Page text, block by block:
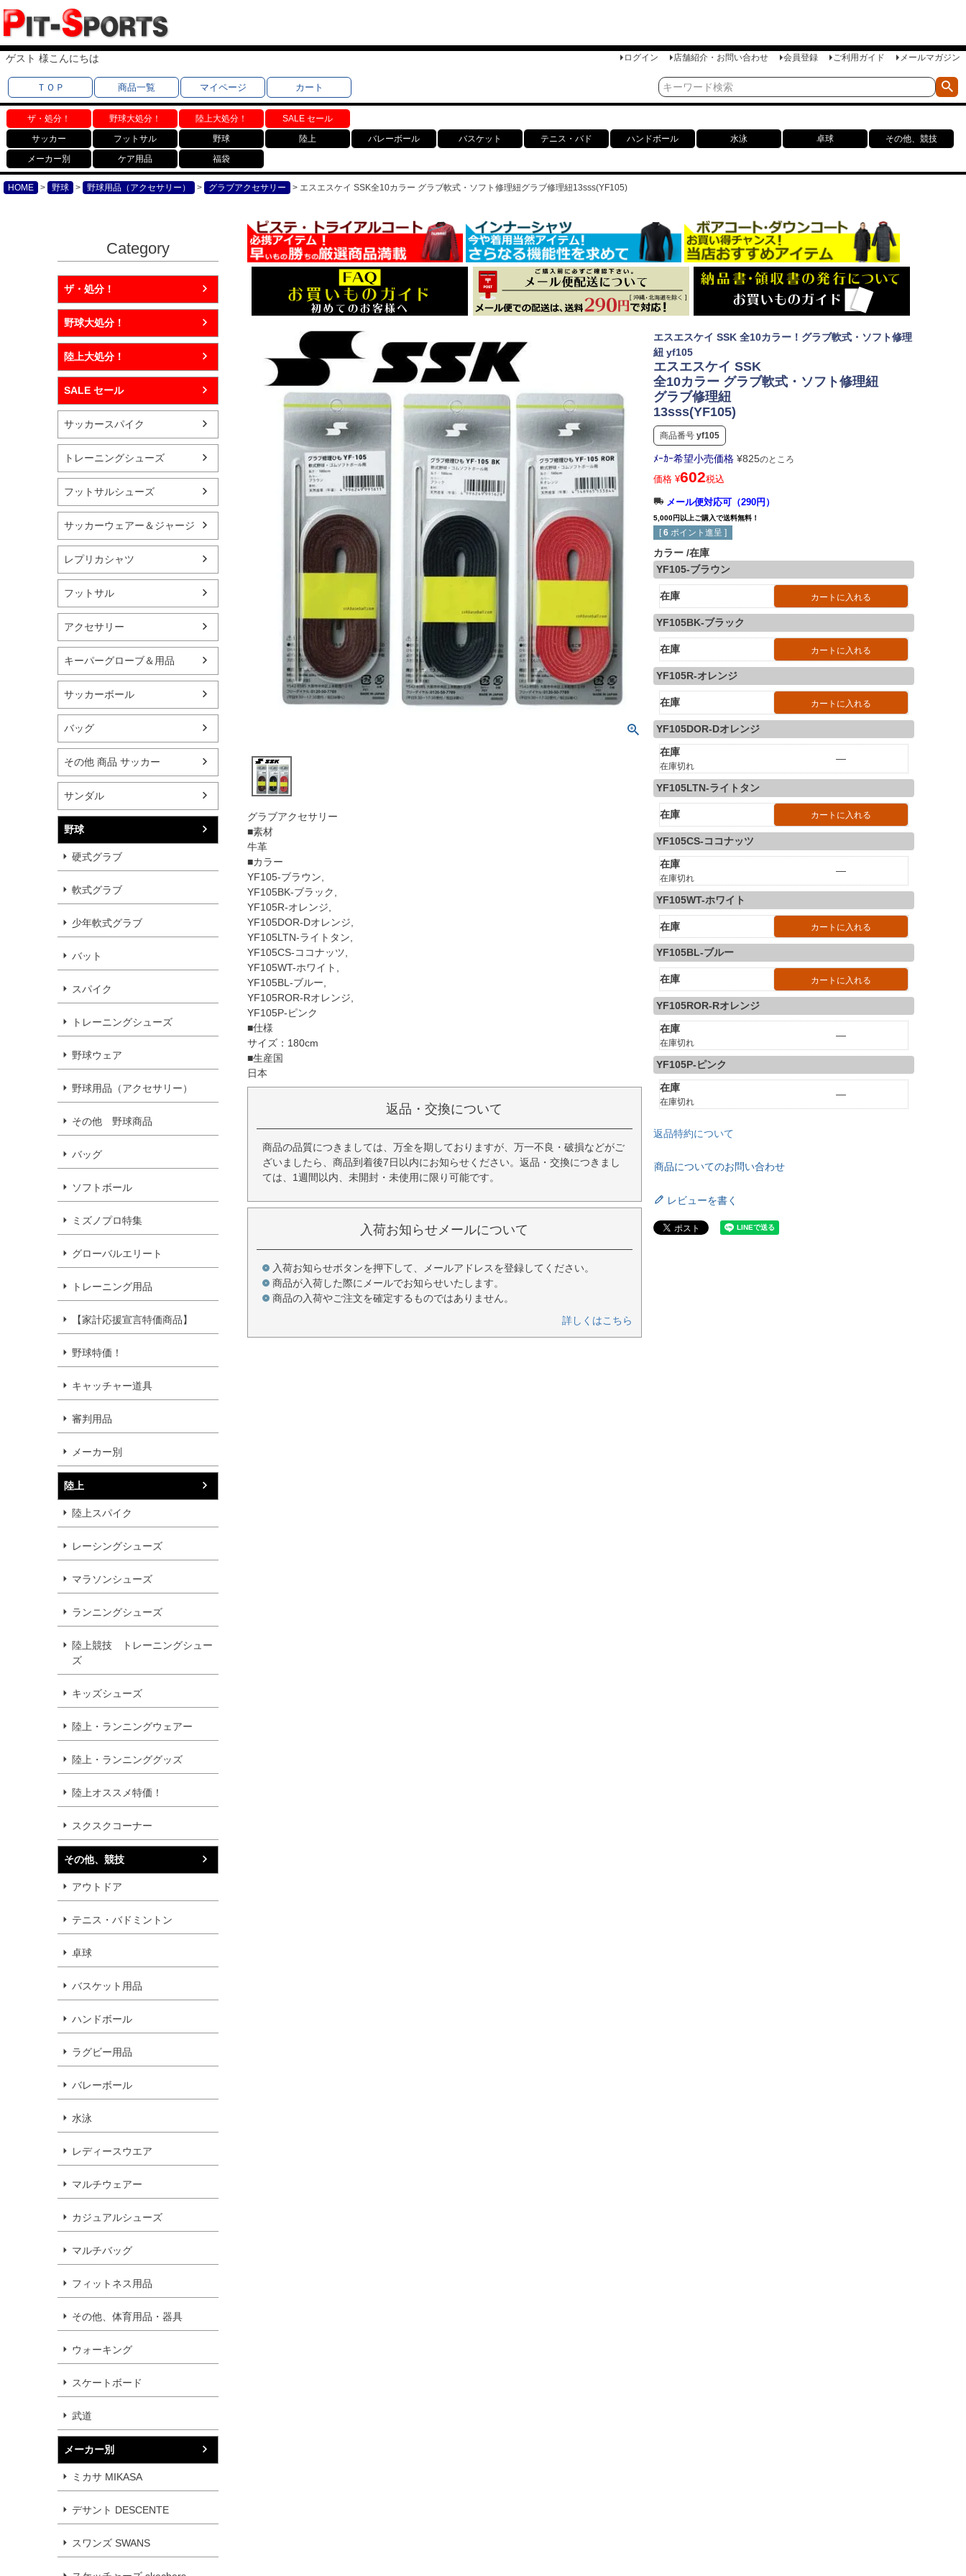
ゲスト 様こんにちは ログイン 店舗紹介・お問い合わせ 会員登録 ご利用ガイド メールマガジン
ＴＯＰ 商品一覧 マイページ カート
ザ・処分！ 野球大処分！ 陸上大処分！
SALE セール
サッカー
フットサル 野球 陸上 バレーボール バスケット テニス・バド ハンドボール 水泳 卓球
その他、競技
メーカー別
ケア用品 福袋
HOME 野球 野球用品（アクセサリー） グラブアクセサリー エスエスケイ SSK全10カラー グラブ軟式・ソフト修理紐グラブ修理紐13sss(YF105)
Category
ザ・処分！
野球大処分！
陸上大処分！
SALE セール
サッカースパイク
トレーニングシューズ
フットサルシューズ
サッカーウェアー＆ジャージ
レプリカシャツ
フットサル
アクセサリー
キーパーグローブ＆用品
サッカーボール
バッグ
その他 商品 サッカー
サンダル
野球
硬式グラブ
軟式グラブ
少年軟式グラブ
バット
スパイク
トレーニングシューズ
野球ウェア
野球用品（アクセサリー）
その他 野球商品
バッグ
ソフトボール
ミズノプロ特集
グローバルエリート
トレーニング用品
【家計応援宣言特価商品】
野球特価！
キャッチャー道具
審判用品
メーカー別
陸上
陸上スパイク
レーシングシューズ
マラソンシューズ
ランニングシューズ
陸上競技 トレーニングシュー
ズ
キッズシューズ
陸上・ランニングウェアー
陸上・ランニンググッズ
陸上オススメ特価！
スクスクコーナー
その他、競技
アウトドア
テニス・バドミントン
卓球
バスケット用品
ハンドボール
ラグビー用品
バレーボール
水泳
レディースウエア
マルチウェアー
カジュアルシューズ
マルチバッグ
フィットネス用品
その他、体育用品・器具
ウォーキング
スケートボード
武道
メーカー別
ミカサ MIKASA
デサント DESCENTE
スワンズ SWANS
グラブアクセサリー
■素材
牛革
■カラー
YF105-ブラウン,
YF105BK-ブラック,
YF105R-オレンジ,
YF105DOR-Dオレンジ,
YF105LTN-ライトタン,
YF105CS-ココナッツ,
YF105WT-ホワイト,
YF105BL-ブルー,
YF105ROR-Rオレンジ,
YF105P-ピンク
■仕様
サイズ：180cm
■生産国
日本
返品・交換について
商品の品質につきましては、万全を期しておりますが、万一不良・破損などがご
ざいましたら、商品到着後7日以内にお知らせください。返品・交換につきまし
ては、1週間以内、未開封・未使用に限り可能です。
入荷お知らせメールについて
入荷お知らせボタンを押下して、メールアドレスを登録してください。
商品が入荷した際にメールでお知らせいたします。
商品の入荷やご注文を確定するものではありません。
詳しくはこちら
エスエスケイ SSK 全10カラー！グラブ軟式・ソフト修理
紐 yf105
エスエスケイ SSK
全10カラー グラブ軟式・ソフト修理紐
グラブ修理紐
13sss(YF105)
商品番号 yf105
ﾒｰｶｰ希望小売価格 ¥825のところ
価格 ¥602税込
メール便対応可（290円）
5,000円以上ご購入で送料無料！
[ 6 ポイント進呈 ]
カラー 在庫
YF105-ブラウン
在庫 カートに入れる
YF105BK-ブラック
在庫 カートに入れる
YF105R-オレンジ
在庫 カートに入れる
YF105DOR-Dオレンジ
在庫
在庫切れ
—
YF105LTN-ライトタン
在庫 カートに入れる
YF105CS-ココナッツ
在庫
在庫切れ
—
YF105WT-ホワイト
在庫 カートに入れる
YF105BL-ブルー
在庫 カートに入れる
YF105ROR-Rオレンジ
在庫
在庫切れ
—
YF105P-ピンク
在庫
在庫切れ
—
返品特約について
商品についてのお問い合わせ
レビューを書く